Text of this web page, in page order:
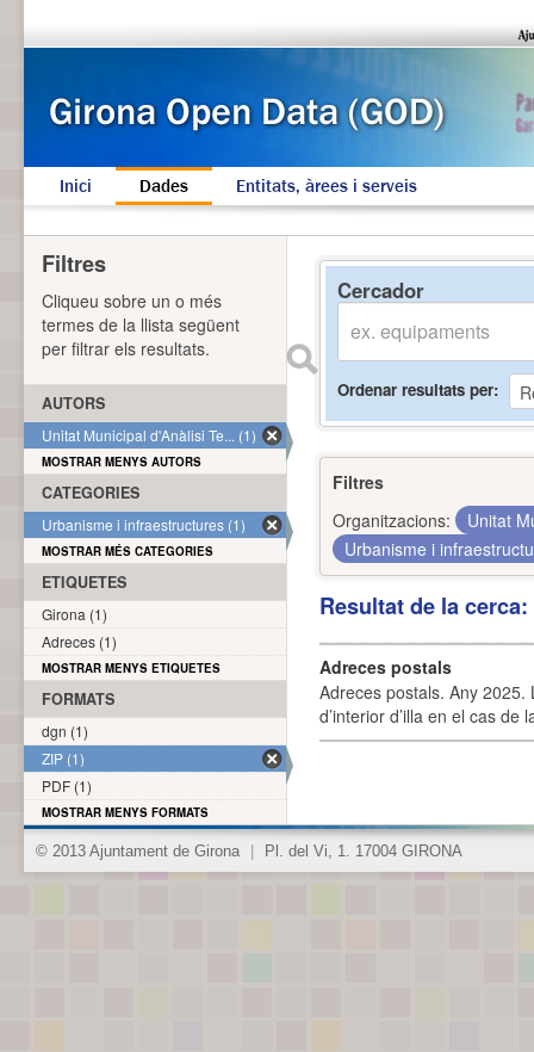
Inici Dades Entitats, àrees i serveis
Cercador
Ordenar resultats per
Filtres
Organitzacions:
Unitat
Urbanisme i
Resultat de la
Adreces postals
Adreces postals. Any 2025.
d’interior d’illa en el cas
Filtres
Cliqueu sobre un o més
termes de la llista següent
per filtrar els resultats.
AUTORS
Unitat Municipal d'Anàlisi Te... (1)
MOSTRAR MENYS AUTORS
CATEGORIES
Urbanisme i infraestructures (1)
MOSTRAR MÉS CATEGORIES
ETIQUETES
Girona (1)
Adreces (1)
MOSTRAR MENYS ETIQUETES
FORMATS
dgn (1)
ZIP (1)
PDF (1)
MOSTRAR MENYS FORMATS
© 2013 Ajuntament de Girona Pl. del Vi, 1. 17004 GIRONA